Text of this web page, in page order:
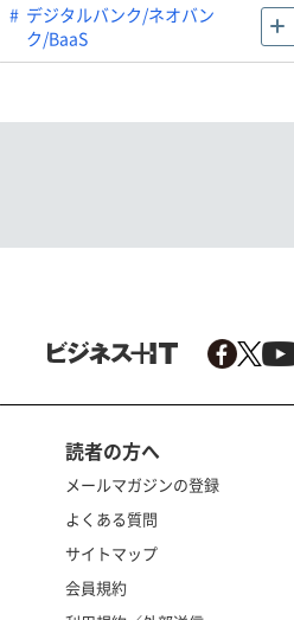
デジタルバンク/ネオバン
ク/BaaS
読者の方へ
メールマガジンの登録
よくある質問
サイトマップ
会員規約